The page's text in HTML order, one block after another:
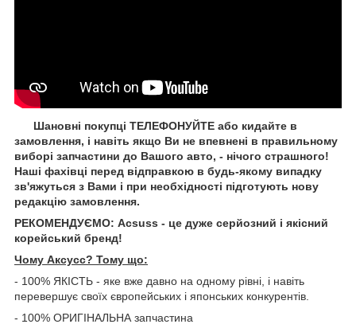
Шановні покупці ТЕЛЕФОНУЙТЕ або кидайте в
замовлення, і навіть якщо Ви не впевнені в правильному
виборі запчастини до Вашого авто, - нічого страшного!
Наші фахівці перед відправкою в будь-якому випадку
зв'яжуться з Вами і при необхідності підготують нову
редакцію замовлення.
РЕКОМЕНДУЄМО: Acsuss - це дуже серйозний і якісний
корейський бренд!
Чому Aксусс? Тому що:
- 100% ЯКІСТЬ - яке вже давно на одному рівні, і навіть
перевершує своїх європейських і японських конкурентів.
- 100% ОРИГІНАЛЬНА запчастина